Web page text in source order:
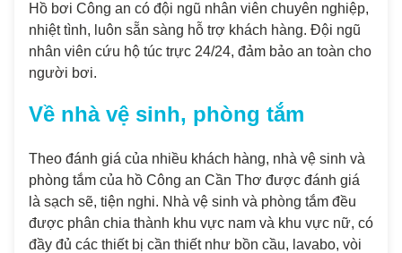
Hồ bơi Công an có đội ngũ nhân viên chuyên nghiệp,
nhiệt tình, luôn sẵn sàng hỗ trợ khách hàng. Đội ngũ
nhân viên cứu hộ túc trực 24/24, đảm bảo an toàn cho
người bơi.
Về nhà vệ sinh, phòng tắm
Theo đánh giá của nhiều khách hàng, nhà vệ sinh và
phòng tắm của hồ Công an Cần Thơ được đánh giá
là sạch sẽ, tiện nghi. Nhà vệ sinh và phòng tắm đều
được phân chia thành khu vực nam và khu vực nữ, có
đầy đủ các thiết bị cần thiết như bồn cầu, lavabo, vòi